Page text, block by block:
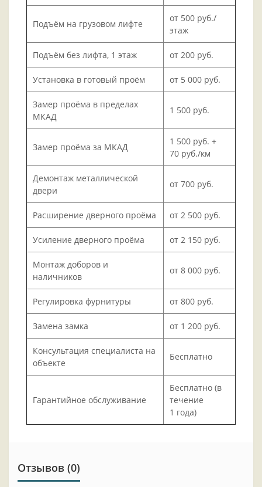
Подъём на грузовом лифте
от 500 руб./
этаж
Подъём без лифта, 1 этаж от 200 руб.
Установка в готовый проём от 5 000 руб.
Замер проёма в пределах
МКАД
1 500 руб.
Замер проёма за МКАД
1 500 руб. +
70 руб./км
Демонтаж металлической
двери
от 700 руб.
Расширение дверного проёма от 2 500 руб.
Усиление дверного проёма от 2 150 руб.
Монтаж доборов и
наличников
от 8 000 руб.
Регулировка фурнитуры от 800 руб.
Замена замка от 1 200 руб.
Консультация специалиста на
объекте
Бесплатно
Гарантийное обслуживание
Бесплатно (в
течение
1 года)
Отзывов (0)